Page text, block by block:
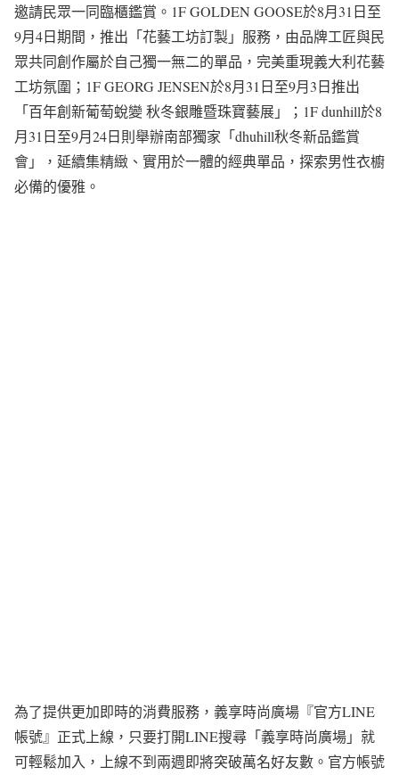
邀請民眾一同臨櫃鑑賞。1F GOLDEN GOOSE於8月31日至
9月4日期間，推出「花藝工坊訂製」服務，由品牌工匠與民
眾共同創作屬於自己獨一無二的單品，完美重現義大利花藝
工坊氛圍；1F GEORG JENSEN於8月31日至9月3日推出
「百年創新葡萄蛻變 秋冬銀雕暨珠寶藝展」；1F dunhill於8
月31日至9月24日則舉辦南部獨家「dhuhill秋冬新品鑑賞
會」，延續集精緻、實用於一體的經典單品，探索男性衣櫥
必備的優雅。
為了提供更加即時的消費服務，義享時尚廣場『官方LINE
帳號』正式上線，只要打開LINE搜尋「義享時尚廣場」就
可輕鬆加入，上線不到兩週即將突破萬名好友數。官方帳號